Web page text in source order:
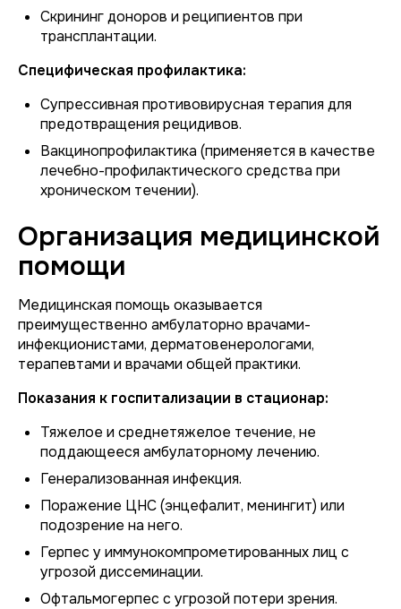
Скрининг доноров и реципиентов при
трансплантации.
Специфическая профилактика:
Супрессивная противовирусная терапия для
предотвращения рецидивов.
Вакцинопрофилактика (применяется в качестве
лечебно-профилактического средства при
хроническом течении).
Организация медицинской
помощи
Медицинская помощь оказывается
преимущественно амбулаторно врачами-
инфекционистами, дерматовенерологами,
терапевтами и врачами общей практики.
Показания к госпитализации в стационар:
Тяжелое и среднетяжелое течение, не
поддающееся амбулаторному лечению.
Генерализованная инфекция.
Поражение ЦНС (энцефалит, менингит) или
подозрение на него.
Герпес у иммунокомпрометированных лиц с
угрозой диссеминации.
Офтальмогерпес с угрозой потери зрения.